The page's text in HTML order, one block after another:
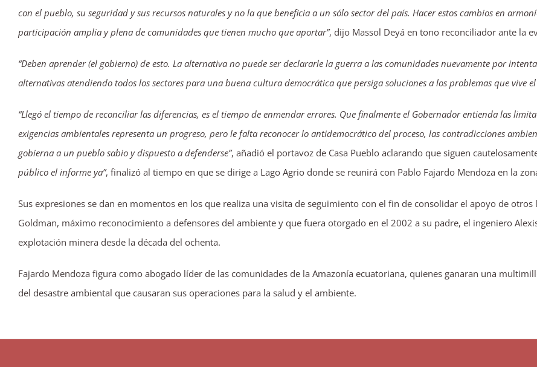
con el pueblo, su seguridad y sus recursos naturales y no la que beneficia a un sólo sector del país. Hacer estos cambios en
participación amplia y plena de comunidades que tienen mucho que aportar”, dijo Massol Deyá en tono reconciliador ante la
“Deben aprender (el gobierno) de esto. La alternativa no puede ser declararle la guerra a las comunidades nuevamente por
alternativas atendiendo todos los sectores para una buena cultura democrática que persiga soluciones a los problemas que vive el
“Llegó el tiempo de reconciliar las diferencias, es el tiempo de enmendar errores. Que finalmente el Gobernador entienda las
exigencias ambientales representa un progreso, pero le falta reconocer lo antidemocrático del proceso, las contradicciones
gobierna a un pueblo sabio y dispuesto a defenderse”, añadió el portavoz de Casa Pueblo aclarando que siguen
público el informe ya”, finalizó al tiempo en que se dirige a Lago Agrio donde se reunirá con Pablo Fajardo Mendoza en la
Sus expresiones se dan en momentos en los que realiza una visita de seguimiento con el fin de consolidar el apoyo de
Goldman, máximo reconocimiento a defensores del ambiente y que fuera otorgado en el 2002 a su padre, el ingeniero
explotación minera desde la década del ochenta.
Fajardo Mendoza figura como abogado líder de las comunidades de la Amazonía ecuatoriana, quienes ganaran una
del desastre ambiental que causaran sus operaciones para la salud y el ambiente.